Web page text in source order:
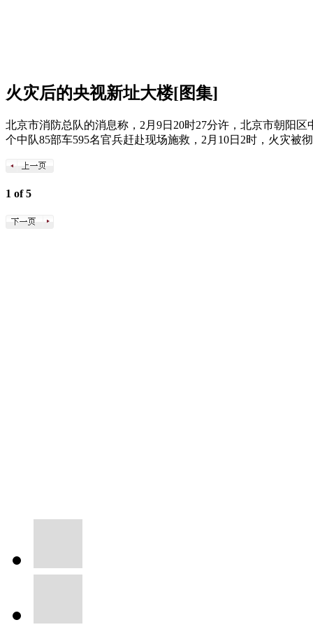
火灾后的央视新址大楼[图集]
北京市消防总队的消息称，2月9日20时27分许，北京市朝阳
个中队85部车595名官兵赶赴现场施救，2月10日2时，火灾被
1 of 5